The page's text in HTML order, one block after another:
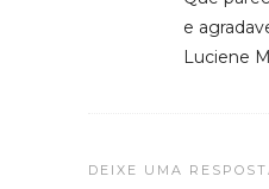
e
Luciene
DEIXE UMA